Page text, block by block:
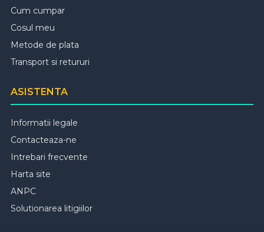
Cum cumpar
Cosul meu
Metode de plata
Transport si retururi
ASISTENTA
Informatii legale
Contacteaza-ne
Intrebari frecvente
Harta site
ANPC
Solutionarea litigiilor